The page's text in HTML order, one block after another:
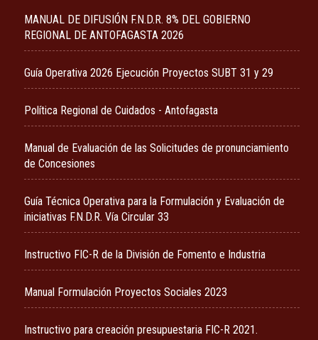
MANUAL DE DIFUSIÓN F.N.D.R. 8% DEL GOBIERNO
REGIONAL DE ANTOFAGASTA 2026
Guía Operativa 2026 Ejecución Proyectos SUBT 31 y 29
Política Regional de Cuidados - Antofagasta
Manual de Evaluación de las Solicitudes de pronunciamiento
de Concesiones
Guía Técnica Operativa para la Formulación y Evaluación de
iniciativas F.N.D.R. Vía Circular 33
Instructivo FIC-R de la División de Fomento e Industria
Manual Formulación Proyectos Sociales 2023
Instructivo para creación presupuestaria FIC-R 2021.